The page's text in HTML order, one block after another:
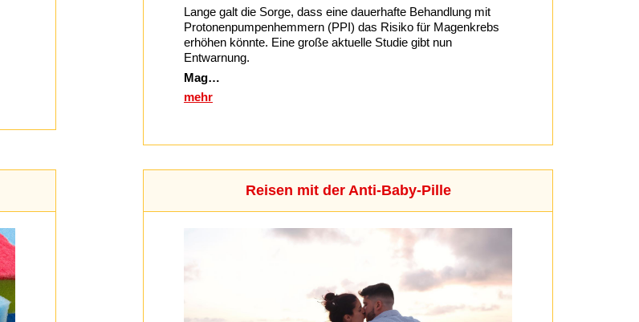
Lange galt die Sorge, dass eine dauerhafte Behandlung mit
Protonenpumpenhemmern (PPI) das Risiko für Magenkrebs
erhöhen könnte. Eine große aktuelle Studie gibt nun
Entwarnung.
Mag…
mehr
Reisen mit der Anti-Baby-Pille